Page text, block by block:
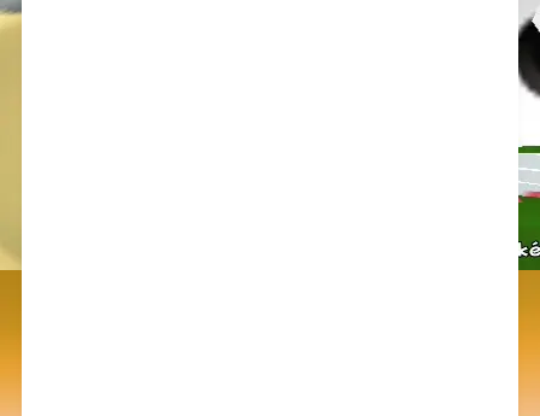
・人からイベントでポケモンを貰う（ラ
などイベント系は固定リセットの部類に
図３：その他